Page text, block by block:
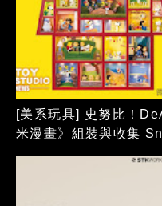
[美系玩具] 史努比！
米漫畫》組裝與收集